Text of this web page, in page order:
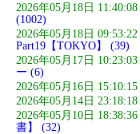
2026年05月18日 11:40:08
(1002)
2026年05月18日 09:53:22
Part19【TOKYO】 (39)
2026年05月17日 10:23:03
ー (6)
2026年05月16日 15:10:15
2026年05月14日 23:18:18
2026年05月10日 18:38:36
書】 (32)